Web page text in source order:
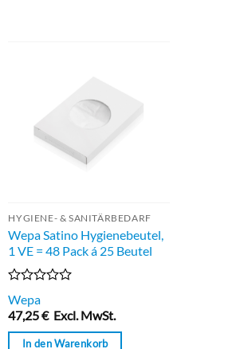
HYGIENE- & SANITÄRBEDARF
Wepa Satino Hygienebeutel,
1 VE = 48 Pack á 25 Beutel
Bewertet
mit
0
von
Wepa
47,25€ Excl. MwSt.
In den Warenkorb